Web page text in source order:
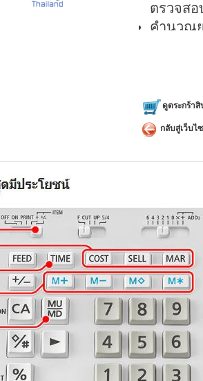
ตรวจสอ
คำนวณ
แสดงจำ
คำนวณ
คำนวณ
ของสินค้
ปุ่มผลิต
สึกหรือจ
ใช้พลังง
ใช้ผ้าหมึ
ขนาดตัว
น้ำหนัก
ดูตระกร้า
กลับสู่เว็บไ